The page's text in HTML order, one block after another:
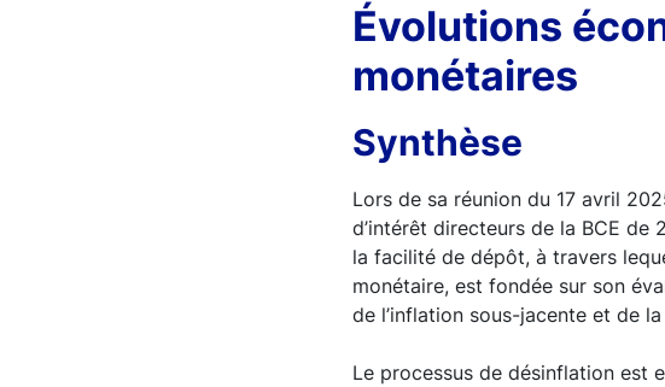
Évolutions
monétaires
Synthèse
Lors de sa réunion du 17 avril
d’intérêt directeurs de la BCE
la facilité de dépôt, à travers
monétaire, est fondée sur son
de l’inflation sous-jacente et de
Le processus de désinflation est